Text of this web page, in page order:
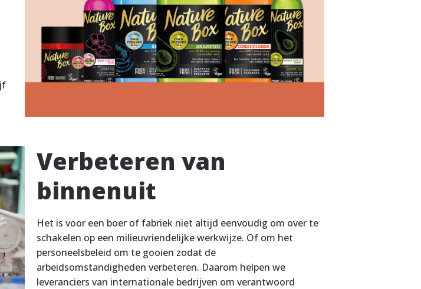
Verbeteren van
binnenuit
Het is voor een boer of fabriek niet altijd eenvoudig om over te
schakelen op een milieuvriendelijke werkwijze. Of om het
personeelsbeleid om te gooien zodat de
arbeidsomstandigheden verbeteren. Daarom helpen we
leveranciers van internationale bedrijven om verantwoord